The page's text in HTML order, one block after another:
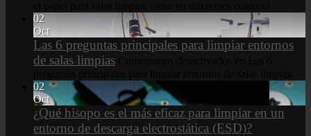
02
Oct
Las 6 preguntas principales para limpiar entornos
de salas limpias
02
Oct
¿Qué hisopo es el más eficaz para limpiar en un
entorno de descarga electrostática (ESD)?